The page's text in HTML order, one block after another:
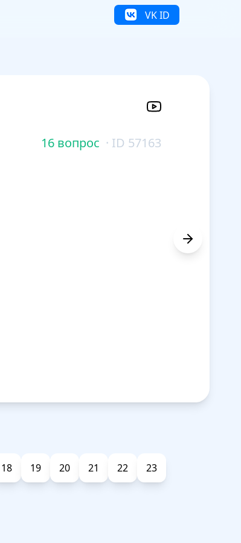
VK ID
16 вопрос · ID 57163
18 19 20 21 22 23